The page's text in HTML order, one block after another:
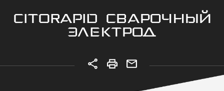
CITORAPID СВАРОЧНЫЙ
ЭЛЕКТРОД